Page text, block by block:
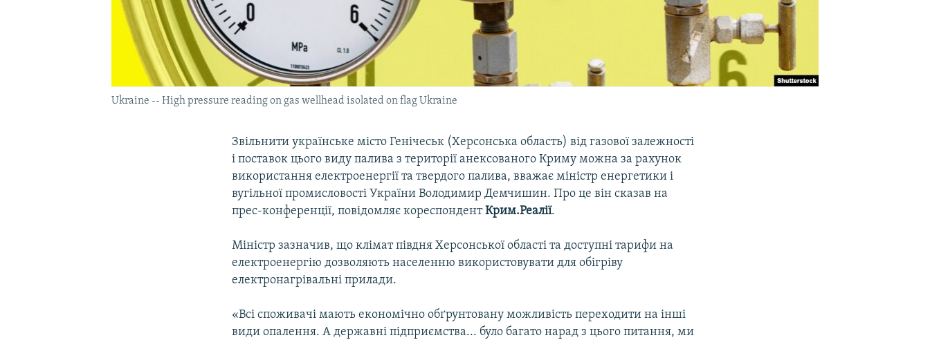
Ukraine -- High pressure reading on gas wellhead isolated on flag Ukraine
Звільнити українське місто Генічеськ (Херсонська область) від газової залежності
і поставок цього виду палива з території анексованого Криму можна за рахунок
використання електроенергії та твердого палива, вважає міністр енергетики і
вугільної промисловості України Володимир Демчишин. Про це він сказав на
прес-конференції, повідомляє кореспондентКрим.Реалії.
Міністр зазначив, що клімат півдня Херсонської області та доступні тарифи на
електроенергію дозволяють населенню використовувати для обігріву
електронагрівальні прилади.
«Всі споживачі мають економічно обґрунтовану можливість переходити на інші
види опалення. А державні підприємства... було багато нарад з цього питання, ми